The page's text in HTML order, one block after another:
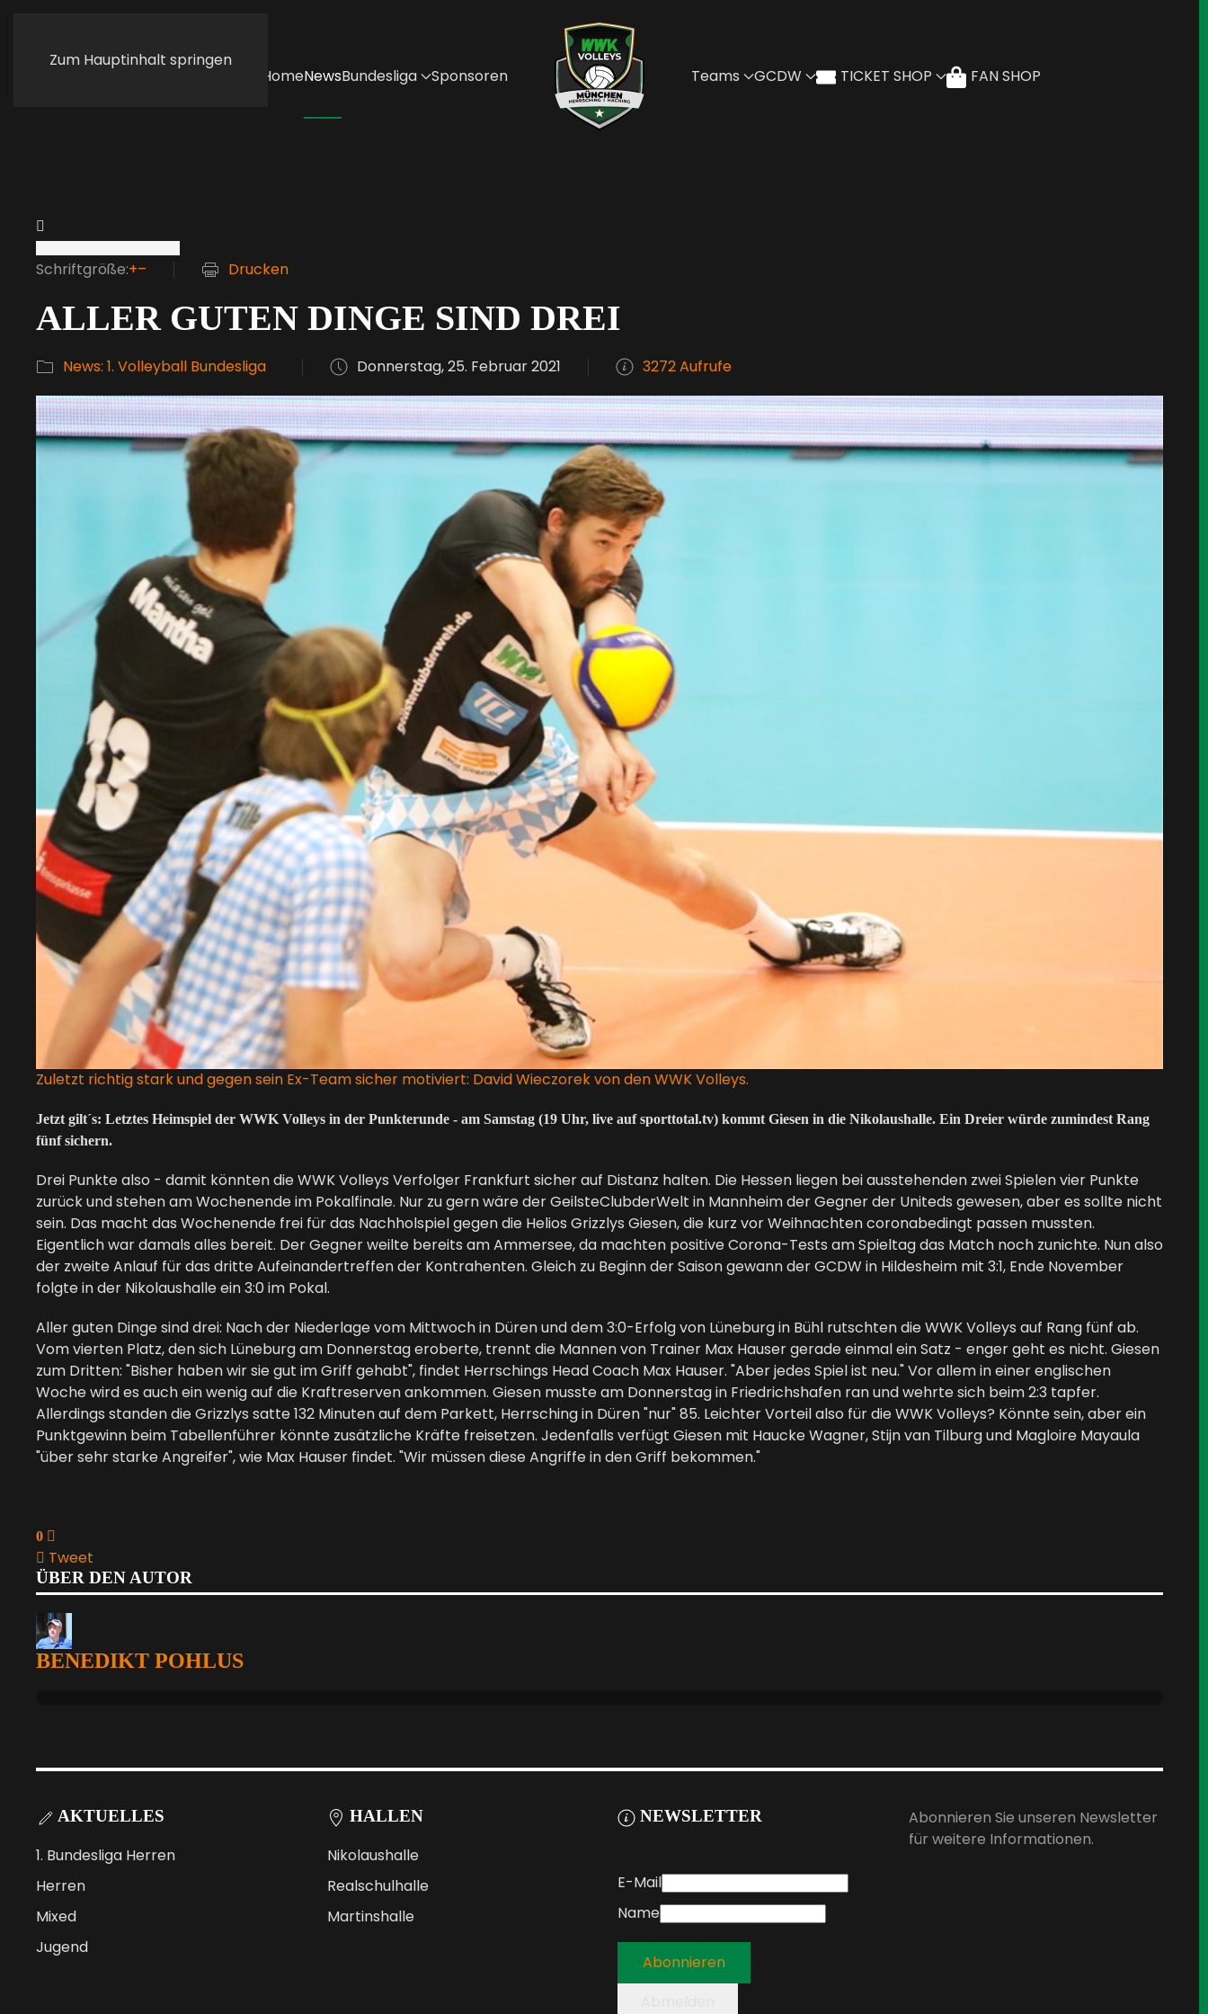
Zum Hauptinhalt springen
HomeNewsBundesliga Sponsoren Teams GCDW TICKET SHOP FAN SHOP
Schriftgröße:+– Drucken
ALLER GUTEN DINGE SIND DREI
News: 1. Volleyball Bundesliga Donnerstag, 25. Februar 2021 3272 Aufrufe
Zuletzt richtig stark und gegen sein Ex-Team sicher motiviert: David Wieczorek von den WWK Volleys.
Jetzt gilt´s: Letztes Heimspiel der WWK Volleys in der Punkterunde - am Samstag (19 Uhr, live auf sporttotal.tv) kommt Giesen in die Nikolaushalle. Ein Dreier würde zumindest Rang
fünf sichern.
Drei Punkte also - damit könnten die WWK Volleys Verfolger Frankfurt sicher auf Distanz halten. Die Hessen liegen bei ausstehenden zwei Spielen vier Punkte
zurück und stehen am Wochenende im Pokalfinale. Nur zu gern wäre der GeilsteClubderWelt in Mannheim der Gegner der Uniteds gewesen, aber es sollte nicht
sein. Das macht das Wochenende frei für das Nachholspiel gegen die Helios Grizzlys Giesen, die kurz vor Weihnachten coronabedingt passen mussten.
Eigentlich war damals alles bereit. Der Gegner weilte bereits am Ammersee, da machten positive Corona-Tests am Spieltag das Match noch zunichte. Nun also
der zweite Anlauf für das dritte Aufeinandertreffen der Kontrahenten. Gleich zu Beginn der Saison gewann der GCDW in Hildesheim mit 3:1, Ende November
folgte in der Nikolaushalle ein 3:0 im Pokal.
Aller guten Dinge sind drei: Nach der Niederlage vom Mittwoch in Düren und dem 3:0-Erfolg von Lüneburg in Bühl rutschten die WWK Volleys auf Rang fünf ab.
Vom vierten Platz, den sich Lüneburg am Donnerstag eroberte, trennt die Mannen von Trainer Max Hauser gerade einmal ein Satz - enger geht es nicht. Giesen
zum Dritten: "Bisher haben wir sie gut im Griff gehabt", findet Herrschings Head Coach Max Hauser. "Aber jedes Spiel ist neu." Vor allem in einer englischen
Woche wird es auch ein wenig auf die Kraftreserven ankommen. Giesen musste am Donnerstag in Friedrichshafen ran und wehrte sich beim 2:3 tapfer.
Allerdings standen die Grizzlys satte 132 Minuten auf dem Parkett, Herrsching in Düren "nur" 85. Leichter Vorteil also für die WWK Volleys? Könnte sein, aber ein
Punktgewinn beim Tabellenführer könnte zusätzliche Kräfte freisetzen. Jedenfalls verfügt Giesen mit Haucke Wagner, Stijn van Tilburg und Magloire Mayaula
"über sehr starke Angreifer", wie Max Hauser findet. "Wir müssen diese Angriffe in den Griff bekommen."
0
Tweet
pinterest
ÜBER DEN AUTOR
BENEDIKT POHLUS
AKTUELLES
1. Bundesliga Herren
Herren
Mixed
Jugend
HALLEN
Nikolaushalle
Realschulhalle
Martinshalle
NEWSLETTER
E-Mail
Name
Abonnieren
Abonnieren Sie unseren Newsletter
für weitere Informationen.